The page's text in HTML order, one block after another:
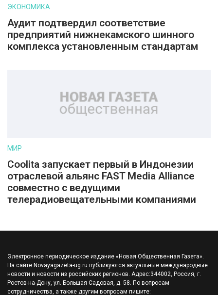
ЭКОНОМИКА
Аудит подтвердил соответствие
предприятий нижнекамского шинного
комплекса установленным стандартам
МИР
Coolita запускает первый в Индонезии
отраслевой альянс FAST Media Alliance
совместно с ведущими
телерадиовещательными компаниями
Электронное периодическое издание «Новая Общественная Газета».
На сайте Novayagazeta-ug.ru публикуются актуальные международные
новости и новости из российских регионов. Адрес:344002, Россия, г.
Ростов-на-Дону, ул. Большая Садовая, д. 58. По вопросам
сотрудничества, а также другим вопросам пишите: